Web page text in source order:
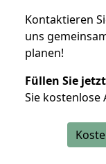
Kontaktieren
uns
planen!
Füllen Sie
Sie kostenlose